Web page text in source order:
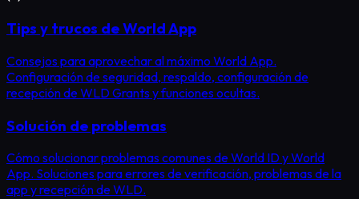
Tips y trucos de World App
Consejos para aprovechar al máximo World App.
Configuración de seguridad, respaldo, configuración de
recepción de WLD Grants y funciones ocultas.
Solución de problemas
Cómo solucionar problemas comunes de World ID y World
App. Soluciones para errores de verificación, problemas de la
app y recepción de WLD.